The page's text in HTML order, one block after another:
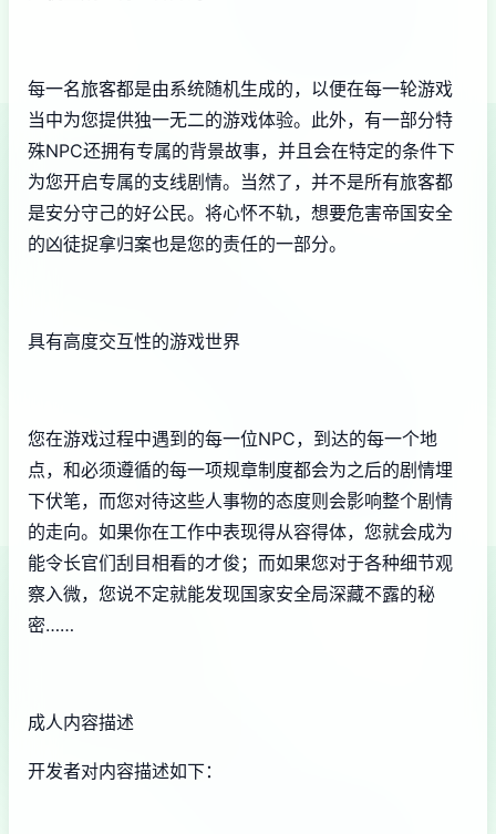
每一名旅客都是由系统随机生成的，以便在每一轮游戏
当中为您提供独一无二的游戏体验。此外，有一部分特
殊NPC还拥有专属的背景故事，并且会在特定的条件下
为您开启专属的支线剧情。当然了，并不是所有旅客都
是安分守己的好公民。将心怀不轨，想要危害帝国安全
的凶徒捉拿归案也是您的责任的一部分。
具有高度交互性的游戏世界
您在游戏过程中遇到的每一位NPC，到达的每一个地
点，和必须遵循的每一项规章制度都会为之后的剧情埋
下伏笔，而您对待这些人事物的态度则会影响整个剧情
的走向。如果你在工作中表现得从容得体，您就会成为
能令长官们刮目相看的才俊；而如果您对于各种细节观
察入微，您说不定就能发现国家安全局深藏不露的秘
密……
成人内容描述
开发者对内容描述如下：